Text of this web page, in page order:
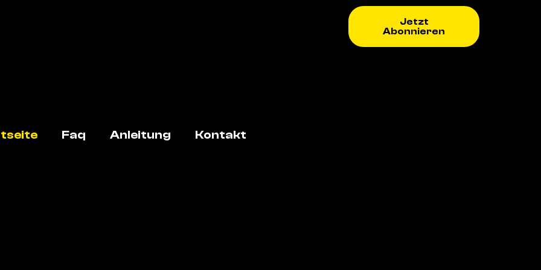
Faq Anleitung Kontakt
Jetzt
Abonnieren